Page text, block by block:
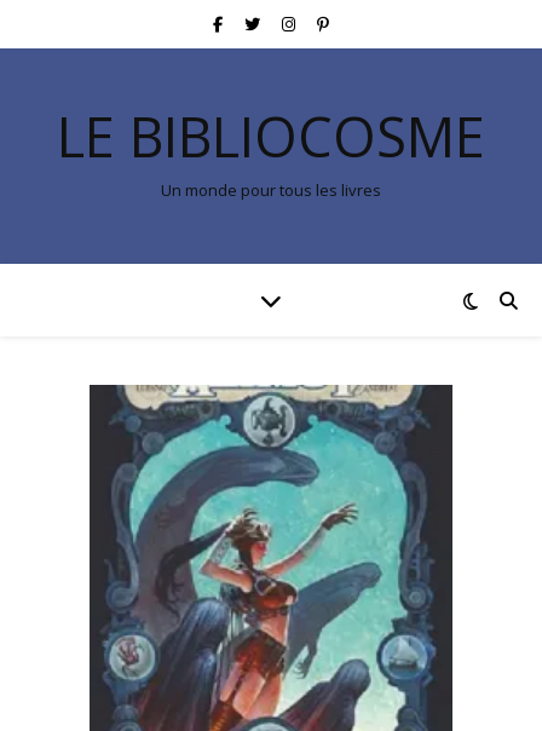
LE BIBLIOCOSME
Un monde pour tous les livres